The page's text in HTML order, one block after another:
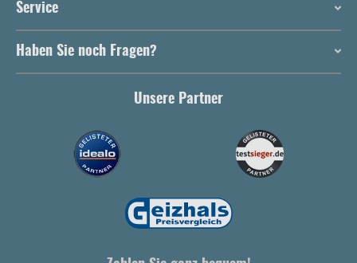
Service
Haben Sie noch Fragen?
Unsere Partner